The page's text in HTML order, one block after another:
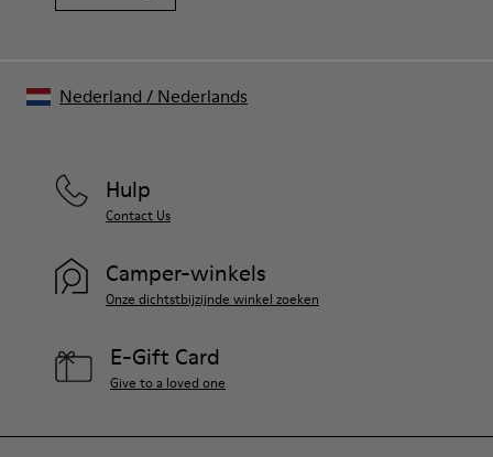
Hulp
Contact Us
Camper-winkels
Onze dichtstbijzijnde winkel zoeken
E-Gift Card
Give to a loved one
Nederland / Nederlands